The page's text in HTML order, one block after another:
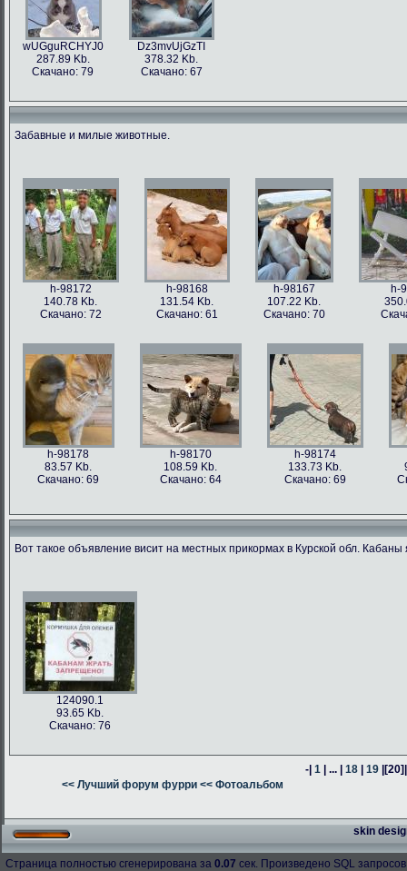
wUGguRCHYJ0
287.89 Kb.
Скачано: 79
Dz3mvUjGzTI
378.32 Kb.
Скачано: 67
Забавные и милые животные.
h-98172
140.78 Kb.
Скачано: 72
h-98168
131.54 Kb.
Скачано: 61
h-98167
107.22 Kb.
Скачано: 70
h-
h-98178
83.57 Kb.
Скачано: 69
h-98170
108.59 Kb.
Скачано: 64
h-98174
133.73 Kb.
Скачано: 69
h-98176
76.47 Kb.
Скачано: 63
h-98171
187.62 Kb.
Скачано: 66
h-98160
h-98164
Вот такое объявление висит на местных прикормах в Курской обл.
124090.1
93.65 Kb.
Скачано: 76
-| 1 | ... | 18 | 19 |[20]
<< Лучший форум фурри << Фотоальбом
skin
Страница полностью сгенерирована за 0.07 сек. Произведено SQL